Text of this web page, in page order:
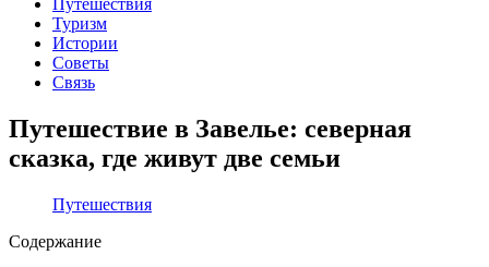
Путешествия
Туризм
Истории
Советы
Связь
Путешествие в Завелье: северная
сказка, где живут две семьи
Путешествия
Содержание